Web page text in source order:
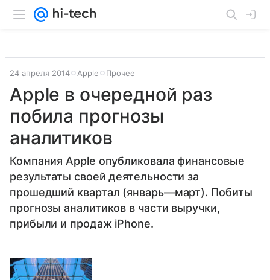
24 апреля 2014 Apple Прочее
Apple в очередной раз
побила прогнозы
аналитиков
Компания Apple опубликовала финансовые
результаты своей деятельности за
прошедший квартал (январь—март). Побиты
прогнозы аналитиков в части выручки,
прибыли и продаж iPhone.